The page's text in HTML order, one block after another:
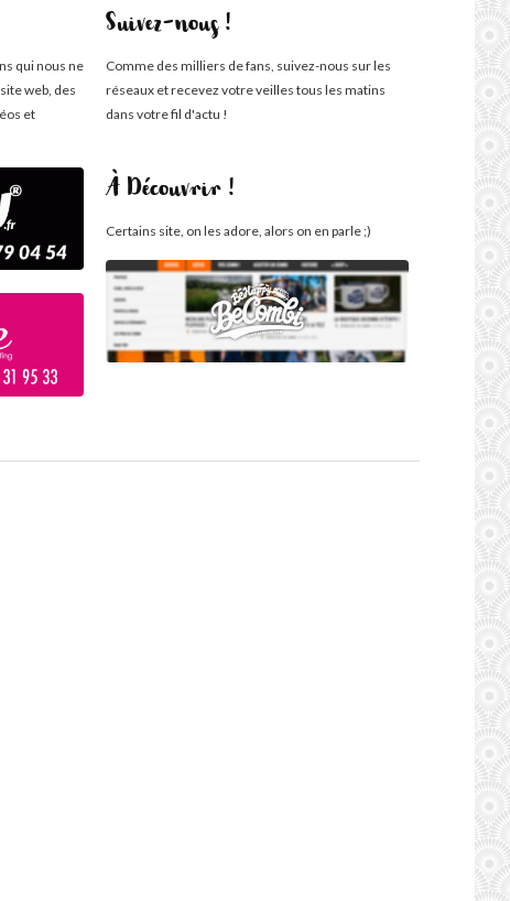
qui nous ne
web, des
et
Suivez-nous !
Comme des milliers de fans, suivez-nous sur les
réseaux et recevez votre veilles tous les matins
dans votre fil d'actu !
À Découvrir !
Certains site, on les adore, alors on en parle ;)